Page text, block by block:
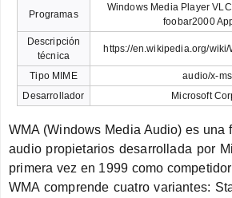
Programas
Windows Media Player
foobar2000
Descripción
técnica
https://en.wikipedia.org/
Tipo MIME
audio/x-
Desarrollador
Microsoft
WMA (Windows Media Audio) es una
audio propietarios desarrollada por
primera vez en 1999 como
WMA comprende cuatro variantes: